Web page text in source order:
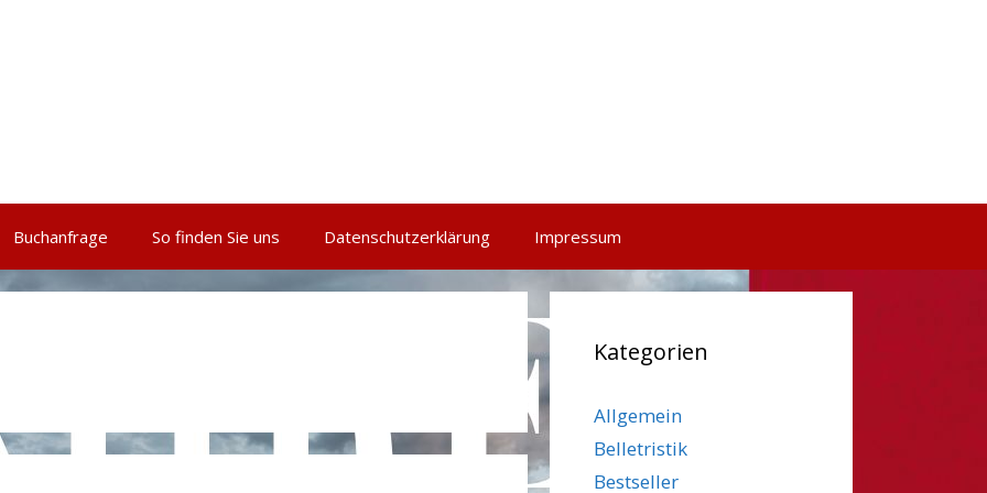
Buchanfrage So finden Sie uns Datenschutzerklärung Impressum
Kategorien
Allgemein
Belletristik
Bestseller